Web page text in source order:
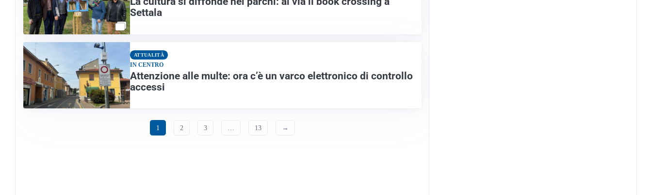
Settala
ATTUALITÀ
IN CENTRO
Attenzione alle multe: ora c’è un varco elettronico di controllo
accessi
1 2 3 13 →